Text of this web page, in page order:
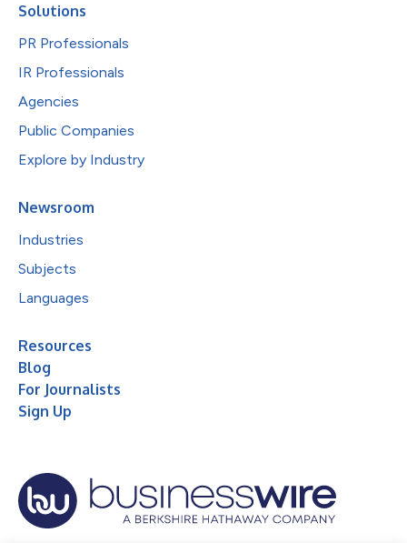
Solutions
PR Professionals
IR Professionals
Agencies
Public Companies
Explore by Industry
Newsroom
Industries
Subjects
Languages
Resources
Blog
For Journalists
Sign Up